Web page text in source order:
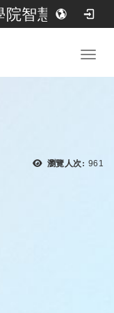
國立虎尾科技大學管理學院智慧創新學程
瀏覽人次: 瀏覽
961